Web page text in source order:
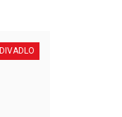
DIVADLO